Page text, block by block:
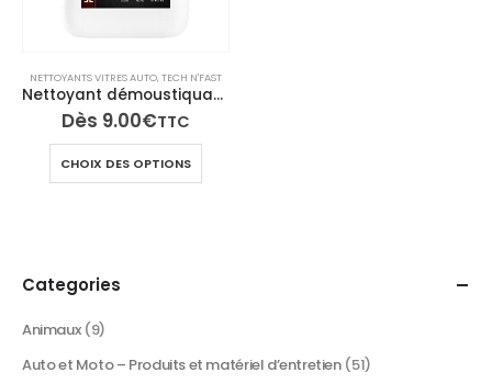
NETTOYANTS VITRES AUTO,TECH N'FAST
Nettoyant démoustiquant pare-brise, anti-buée, élimine insectes, traces et saletés – PAREX
Dès 9.00€TTC
CHOIX DES OPTIONS
produit
choisies
Categories
Animaux (9)
Auto et Moto – Produits et matériel d’entretien (51)